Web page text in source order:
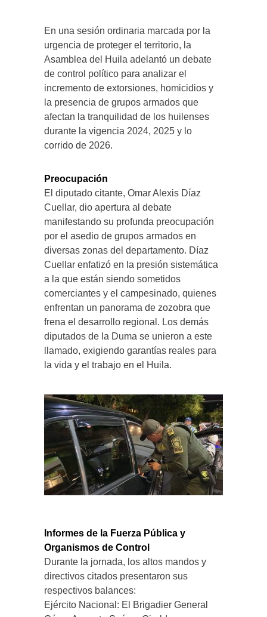
En una sesión ordinaria marcada por la
urgencia de proteger el territorio, la
Asamblea del Huila adelantó un debate
de control político para analizar el
incremento de extorsiones, homicidios y
la presencia de grupos armados que
afectan la tranquilidad de los huilenses
durante la vigencia 2024, 2025 y lo
corrido de 2026.
Preocupación
El diputado citante, Omar Alexis Díaz
Cuellar, dio apertura al debate
manifestando su profunda preocupación
por el asedio de grupos armados en
diversas zonas del departamento. Díaz
Cuellar enfatizó en la presión sistemática
a la que están siendo sometidos
comerciantes y el campesinado, quienes
enfrentan un panorama de zozobra que
frena el desarrollo regional. Los demás
diputados de la Duma se unieron a este
llamado, exigiendo garantías reales para
la vida y el trabajo en el Huila.
Informes de la Fuerza Pública y
Organismos de Control
Durante la jornada, los altos mandos y
directivos citados presentaron sus
respectivos balances:
Ejército Nacional: El Brigadier General